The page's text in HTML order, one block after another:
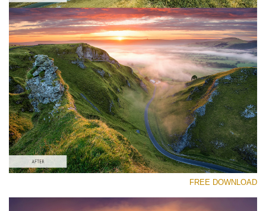
رجاء اختر
Free Landscape Action #3
Colorful Landscape
Cinematic Complete
Entire Collection
تنزيل مجاني
FREE DOWNLOAD